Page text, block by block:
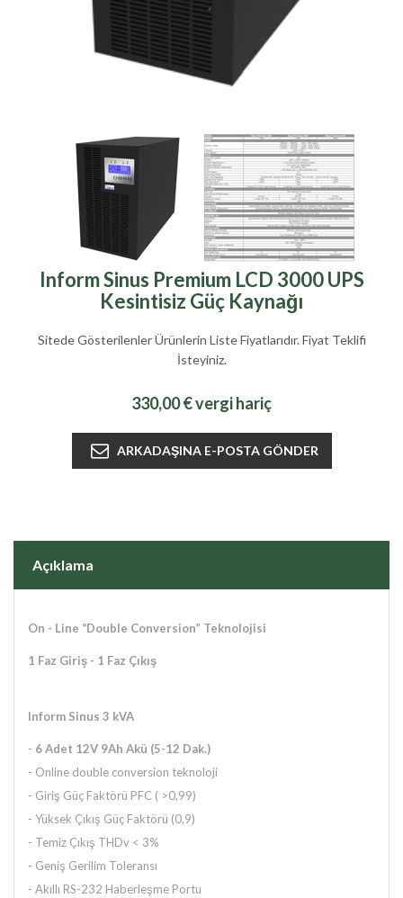
Inform Sinus Premium LCD 3000 UPS
Kesintisiz Güç Kaynağı
Sitede Gösterilenler Ürünlerin Liste Fiyatlarıdır. Fiyat Teklifi
İsteyiniz.
330,00 € vergi hariç
Açıklama
On - Line “Double Conversion” Teknolojisi
1 Faz Giriş - 1 Faz Çıkış
Inform Sinus 3 kVA
- 6 Adet 12V 9Ah Akü (5-12 Dak.)
- Online double conversion teknoloji
- Giriş Güç Faktörü PFC ( >0,99)
- Yüksek Çıkış Güç Faktörü (0,9)
- Temiz Çıkış THDv < 3%
- Geniş Gerilim Toleransı
- Akıllı RS-232 Haberleşme Portu